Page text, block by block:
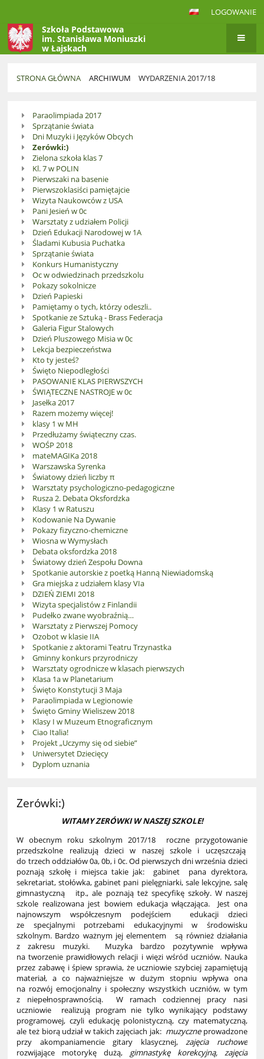
LOGOWANIE
Szkoła Podstawowa
im. Stanisława Moniuszki
w Łajskach
STRONA GŁÓWNA ARCHIWUM WYDARZENIA 2017/18
Wydarzenia
2017/18Paraolimpiada 2017
Sprzątanie świata
Dni Muzyki i Języków Obcych
Zerówki:)
Zielona szkoła klas 7
Kl. 7 w POLIN
Pierwszaki na basenie
Pierwszoklasiści pamiętajcie
Wizyta Naukowców z USA
Pani Jesień w 0c
Warsztaty z udziałem Policji
Dzień Edukacji Narodowej w 1A
Śladami Kubusia Puchatka
Sprzątanie świata
Konkurs Humanistyczny
Oc w odwiedzinach przedszkolu
Pokazy sokolnicze
Dzień Papieski
Pamiętamy o tych, którzy odeszli..
Spotkanie ze Sztuką - Brass Federacja
Galeria Figur Stalowych
Dzień Pluszowego Misia w 0c
Lekcja bezpieczeństwa
Kto ty jesteś?
Święto Niepodległości
PASOWANIE KLAS PIERWSZYCH
ŚWIĄTECZNE NASTROJE w 0c
Jasełka 2017
Razem możemy więcej!
klasy 1 w MH
Przedłużamy świąteczny czas.
WOŚP 2018
mateMAGIKa 2018
Warszawska Syrenka
Światowy dzień liczby π
Warsztaty psychologiczno-pedagogiczne
Rusza 2. Debata Oksfordzka
Klasy 1 w Ratuszu
Kodowanie Na Dywanie
Pokazy fizyczno-chemiczne
Wiosna w Wymysłach
Debata oksfordzka 2018
Światowy dzień Zespołu Downa
Spotkanie autorskie z poetką Hanną Niewiadomską
Gra miejska z udziałem klasy VIa
DZIEŃ ZIEMI 2018
Wizyta specjalistów z Finlandii
Pudełko zwane wyobraźnią…
Warsztaty z Pierwszej Pomocy
Ozobot w klasie IIA
Spotkanie z aktorami Teatru Trzynastka
Gminny konkurs przyrodniczy
Warsztaty ogrodnicze w klasach pierwszych
Klasa 1a w Planetarium
Święto Konstytucji 3 Maja
Paraolimpiada w Legionowie
Święto Gminy Wieliszew 2018
Klasy I w Muzeum Etnograficznym
Ciao Italia!
Projekt „Uczymy się od siebie”
Uniwersytet Dziecięcy
Dyplom uznania
Zerówki:)
WITAMY ZERÓWKI W NASZEJ SZKOLE!
W obecnym roku szkolnym 2017/18 roczne przygotowanie
przedszkolne realizują dzieci w naszej szkole i uczęszczają
do trzech oddziałów 0a, 0b, i 0c. Od pierwszych dni września dzieci
poznają szkołę i miejsca takie jak: gabinet pana dyrektora,
sekretariat, stołówka, gabinet pani pielęgniarki, sale lekcyjne, salę
gimnastyczną itp., ale poznają też specyfikę szkoły. W naszej
szkole realizowana jest bowiem edukacja włączająca. Jest ona
najnowszym współczesnym podejściem edukacji dzieci
ze specjalnymi potrzebami edukacyjnymi w środowisku
szkolnym. Bardzo ważnym jej elementem są również działania
z zakresu muzyki. Muzyka bardzo pozytywnie wpływa
na tworzenie prawidłowych relacji i więzi wśród uczniów. Nauka
przez zabawę i śpiew sprawia, że uczniowie szybciej zapamiętują
materiał, a co najważniejsze w dużym stopniu wpływa ona
na rozwój emocjonalny i społeczny wszystkich uczniów, w tym
z niepełnosprawnością. W ramach codziennej pracy nasi
uczniowie realizują program nie tylko wynikający podstawy
programowej, czyli edukację polonistyczną, czy matematyczną,
ale też biorą udział w takich zajęciach jak: muzyczne prowadzone
przy akompaniamencie gitary klasycznej,zajęcia ruchowe
rozwijające motorykę dużą, gimnastykę korekcyjną,
zajęcia